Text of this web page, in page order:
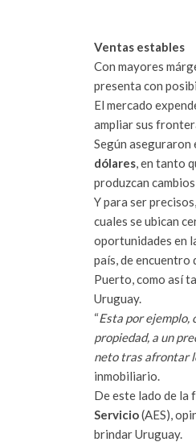
Ventas estables
Con mayores
presenta con
El mercado
ampliar sus
Según
dólares, en tanto
produzcan
Y para ser
cuales se ubican
oportunidades en
país, de encuentro
Puerto, como así
Uruguay.
“Esta por ejemplo,
propiedad, a un
neto tras afrontar
inmobiliario.
De este lado de la
Servicio(AES),
brindar Uruguay.